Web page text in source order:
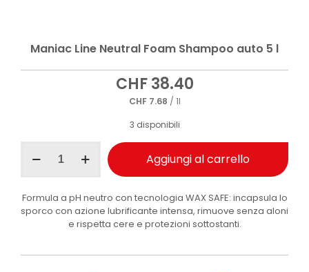
Maniac Line Neutral Foam Shampoo auto 5 l
CHF38.40
CHF7.68 / 1l
3 disponibili
Line
Shampoo
auto
quantità
Aggiungi al carrello
Formula a pH neutro con tecnologia WAX SAFE: incapsula lo
sporco con azione lubrificante intensa, rimuove senza aloni
e rispetta cere e protezioni sottostanti.